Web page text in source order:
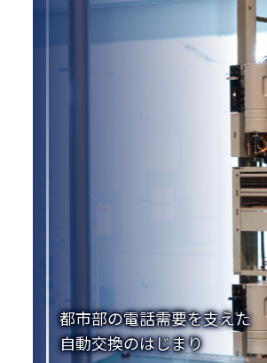
都市部の電話需要を支えた
自動交換のはじまり